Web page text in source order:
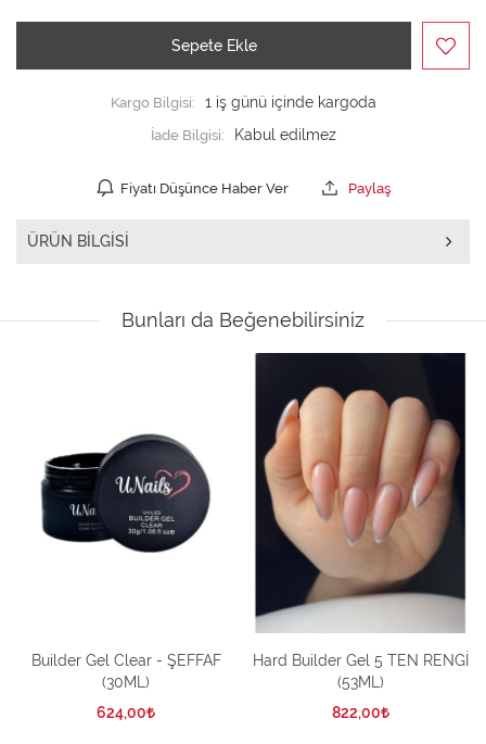
Sepete Ekle
Kargo Bilgisi:
1 iş günü içinde kargoda
İade Bilgisi:
Fiyatı Düşünce Haber Ver Paylaş
ÜRÜN BILGISI
Bunları da Beğenebilirsiniz
Builder Gel Clear - ŞEFFAF
(30ML)
624,00
Hard Builder Gel 5 TEN RENGİ
(53ML)
822,00